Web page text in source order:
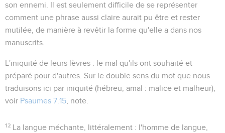
son ennemi. Il est seulement difficile de se représenter
comment une phrase aussi claire aurait pu être et rester
mutilée, de manière à revêtir la forme qu'elle a dans nos
manuscrits.
L'iniquité de leurs lèvres : le mal qu'ils ont souhaité et
préparé pour d'autres. Sur le double sens du mot que nous
traduisons ici par iniquité (hébreu, amal : malice et malheur),
voir Psaumes 7.15 , note.
12 La langue méchante , littéralement : l'homme de langue